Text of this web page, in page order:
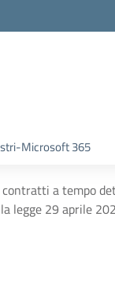
Microsoft 365
a tempo
legge 29 aprile